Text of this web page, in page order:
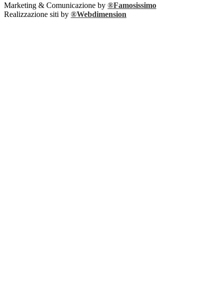
Marketing & Comunicazione by ®Famosissimo
Realizzazione siti by ®Webdimension